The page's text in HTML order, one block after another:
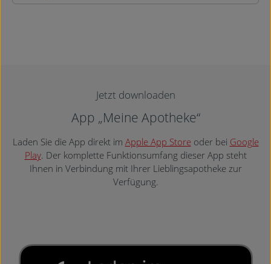
Jetzt downloaden
App „Meine Apotheke“
Laden Sie die App direkt im Apple App Storeoder bei Google
Play. Der komplette Funktionsumfang dieser App steht
Ihnen in Verbindung mit Ihrer Lieblingsapotheke zur
Verfügung.
Mehr erfahren